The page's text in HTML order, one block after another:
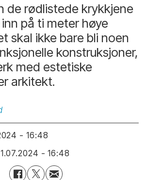
de rødlistede krykkjene
på ti meter høye
skal ikke bare bli noen
konstruksjoner,
med estetiske
arkitekt.
- 16:48
31.07.2024 - 16:48